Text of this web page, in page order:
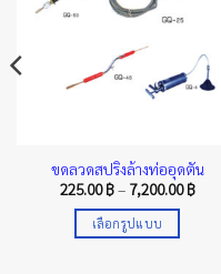
ขดลวดสปริงล้างท่ออุดตัน
225.00฿– 7,200.00฿Price
เลือกรูปแบบ